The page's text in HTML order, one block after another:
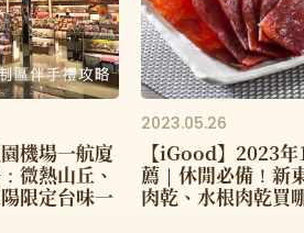
機場一航廈
微熱山丘、
限定台味一
2023.05.26
【iGood】2023
薦｜休閒必備！新
肉乾、水根肉乾買